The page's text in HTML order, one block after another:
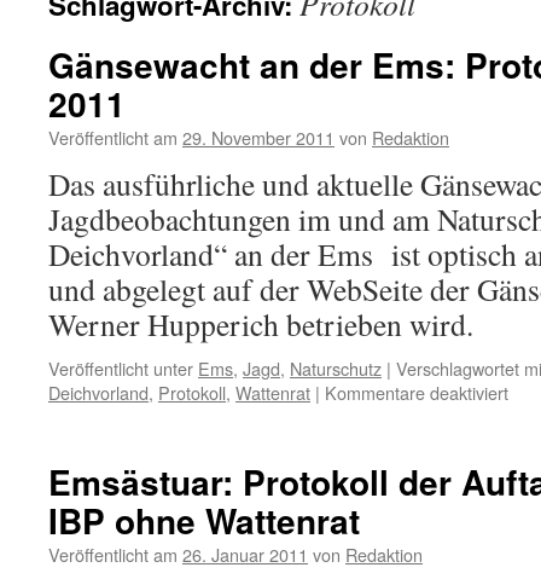
Gänsewacht an der Ems:
2011
Veröffentlicht am 29. November 2011 von Redaktion
Das ausführliche und aktuelle
Jagdbeobachtungen im und am
Deichvorland“ an der Ems ist optisch
und abgelegt auf der WebSeite der
Werner Hupperich betrieben wird.
Veröffentlicht unter Ems, Jagd, Naturschutz | Verschlagwortet
Deichvorland, Protokoll, Wattenrat | Kommentare deaktiviertfür
Emsästuar: Protokoll der
IBP ohne Wattenrat
Veröffentlicht am 26. Januar 2011 von Redaktion